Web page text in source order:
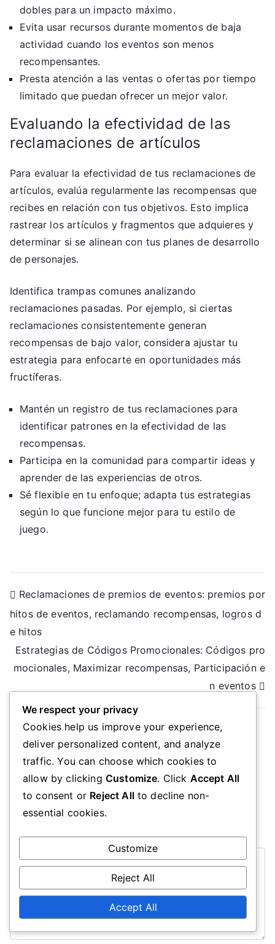
dobles para un impacto máximo.
Evita usar recursos durante momentos de baja
actividad cuando los eventos son menos
recompensantes.
Presta atención a las ventas o ofertas por tiempo
limitado que puedan ofrecer un mejor valor.
Evaluando la efectividad de las
reclamaciones de artículos
Para evaluar la efectividad de tus reclamaciones de
artículos, evalúa regularmente las recompensas que
recibes en relación con tus objetivos. Esto implica
rastrear los artículos y fragmentos que adquieres y
determinar si se alinean con tus planes de desarrollo
de personajes.
Identifica trampas comunes analizando
reclamaciones pasadas. Por ejemplo, si ciertas
reclamaciones consistentemente generan
recompensas de bajo valor, considera ajustar tu
estrategia para enfocarte en oportunidades más
fructíferas.
Mantén un registro de tus reclamaciones para
identificar patrones en la efectividad de las
recompensas.
Participa en la comunidad para compartir ideas y
aprender de las experiencias de otros.
Sé flexible en tu enfoque; adapta tus estrategias
según lo que funcione mejor para tu estilo de
juego.
Post
navigation
Reclamaciones de premios de eventos: premios por
hitos de eventos, reclamando recompensas, logros d
e hitos
Estrategias de Códigos Promocionales: Códigos pro
mocionales, Maximizar recompensas, Participación e
n eventos
Leave a Reply
Your email address will not be published.
Required
fields are marked
*
We respect your privacy
Cookies help us improve your experience,
deliver personalized content, and analyze
traffic. You can choose which cookies to
allow by clicking Customize. Click Accept All
to consent or Reject Allto decline non-
essential cookies.
Customize
Reject All
Accept All